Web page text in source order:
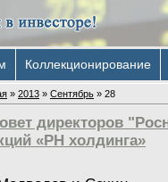
Коллекционирование
» 2013 » Сентябрь » 28
директоров
«РН холдинга»